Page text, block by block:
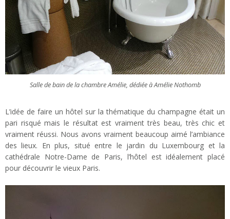
Salle de bain de la chambre Amélie, dédiée à Amélie Nothomb
L’idée de faire un hôtel sur la thématique du champagne était un
pari risqué mais le résultat est vraiment très beau, très chic et
vraiment réussi. Nous avons vraiment beaucoup aimé l’ambiance
des lieux. En plus, situé entre le jardin du Luxembourg et la
cathédrale Notre-Dame de Paris, l’hôtel est idéalement placé
pour découvrir le vieux Paris.